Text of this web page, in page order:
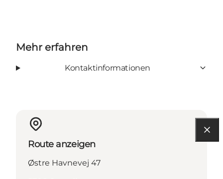
Mehr erfahren
Kontaktinformationen
Route anzeigen
Østre Havnevej 47